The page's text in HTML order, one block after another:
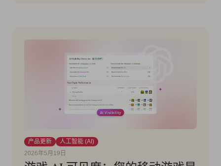
产品更新
人工智能 (AI)
2026年5月19日